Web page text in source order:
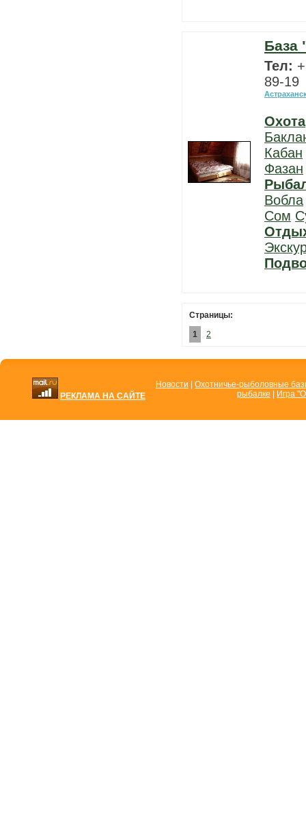
База
Тел:
89-19
Охота
Кабан
Фазан
Вобла
Сом
Страницы:
1
2
РЕКЛАМА НА САЙТЕ
Новости
Охотничье-рыболовные
рыбалке
Игра